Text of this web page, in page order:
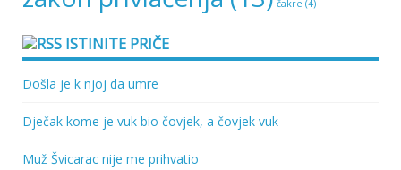
čakre (4)
ISTINITE PRIČE
Došla je k njoj da umre
Dječak kome je vuk bio čovjek, a čovjek vuk
Muž Švicarac nije me prihvatio